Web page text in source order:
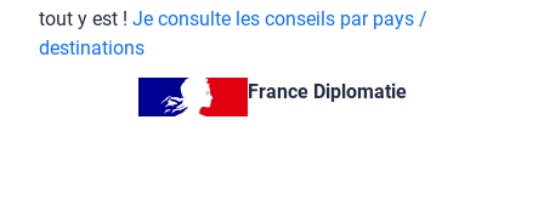
tout y est ! Je consulte les conseils par pays /
destinations
France Diplomatie